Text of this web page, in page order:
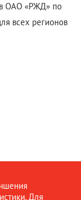
Для
ОАО «РЖД» по
всех регионов